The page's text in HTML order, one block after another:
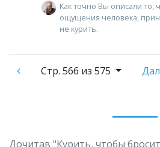
Как точно Вы описали то,
ощущения человека,
не курить.
Стр. 566 из 575
Дочитав "Курить, чтобы